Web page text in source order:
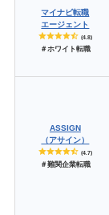
マイナビ転職
エージェント
(4.8)
＃ホワイト転職
ASSIGN
（アサイン）
(4.7)
＃難関企業転職